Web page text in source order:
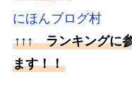
にほんブログ村
↑↑↑ ランキングに
ます！！